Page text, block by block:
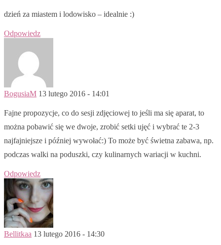
dzień za miastem i lodowisko – idealnie :)
Odpowiedz
BogusiaM 13 lutego 2016 - 14:01
Fajne propozycje, co do sesji zdjęciowej to jeśli ma się aparat, to
można pobawić się we dwoje, zrobić setki ujęć i wybrać te 2-3
najfajniejsze i później wywołać:) To może być świetna zabawa, np.
podczas walki na poduszki, czy kulinarnych wariacji w kuchni.
Odpowiedz
Bellitkaa 13 lutego 2016 - 14:30